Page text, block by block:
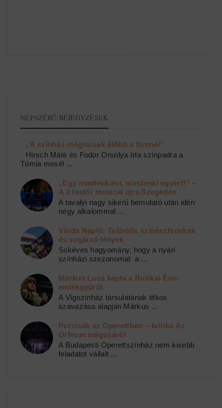
NÉPSZERŰ BEJEGYZÉSEK
„A színház mégiscsak élőbb a filmnél”
Hirsch Máté és Fodor Orsolya írta színpadra a
Túmia mesél ...
„Egy mindenkiért, mindenki egyért!” –
A 3 testőr musical újra Szegeden
A tavalyi nagy sikerű bemutató után idén
négy alkalommal ...
Várda Napló: Teátrális színészfenekek
és sugárzó lények
Sokéves hagyomány, hogy a nyári
színházi szezonomat a ...
Márkus Luca kapta a Ruttkai Éva-
emlékgyűrűt
A Vígszínház társulatának titkos
szavazása alapján Márkus ...
Porcicák az Operettben – kritika Az
Orfeum mágusáról
A Budapesti Operettszínház nem kisebb
feladatot vállalt ...